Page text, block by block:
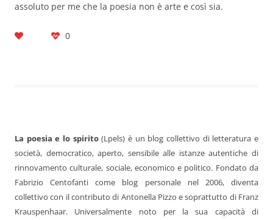
assoluto per me che la poesia non è arte e così sia.
0
La poesia e lo spirito(Lpels) è un blog collettivo di letteratura e
società, democratico, aperto, sensibile alle istanze autentiche di
rinnovamento culturale, sociale, economico e politico. Fondato da
Fabrizio Centofanti come blog personale nel 2006, diventa
collettivo con il contributo di Antonella Pizzo e soprattutto di Franz
Krauspenhaar. Universalmente noto per la sua capacità di